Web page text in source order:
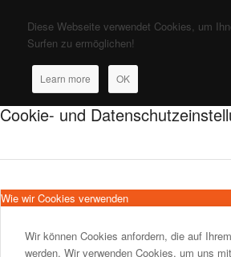
Diese Webseite verwendet Cookies, um
Surfen zu ermöglichen!
Learn more OK
Cookie- und
Wie wir Cookies verwenden
Wir können Cookies anfordern, die auf
werden. Wir verwenden Cookies, um uns